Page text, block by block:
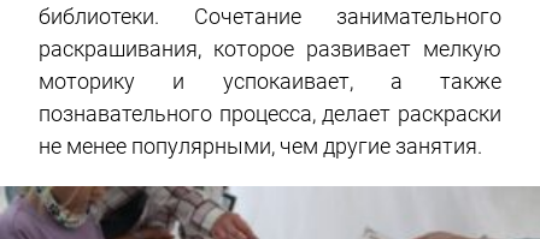
библиотеки. Сочетание занимательного
раскрашивания, которое развивает мелкую
моторику и успокаивает, а также
познавательного процесса, делает раскраски
не менее популярными, чем другие занятия.